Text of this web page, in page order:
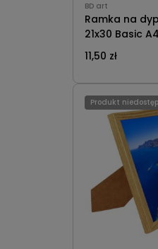
BD art
Ramka na
21x30 Basic A4 stojąca i
wisząca czarna
plexiglas BD art
11,50 zł
Produkt